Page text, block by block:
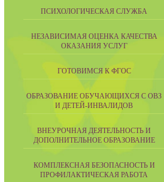
ПСИХОЛОГИЧЕСКАЯ СЛУЖБА
НЕЗАВИСИМАЯ ОЦЕНКА КАЧЕСТВА
ОКАЗАНИЯ УСЛУГ
ГОТОВИМСЯ К ФГОС
ОБРАЗОВАНИЕ ОБУЧАЮЩИХСЯ С ОВЗ
И ДЕТЕЙ-ИНВАЛИДОВ
ВНЕУРОЧНАЯ ДЕЯТЕЛЬНОСТЬ И
ДОПОЛНИТЕЛЬНОЕ ОБРАЗОВАНИЕ
КОМПЛЕКСНАЯ БЕЗОПАСНОСТЬ И
ПРОФИЛАКТИЧЕСКАЯ РАБОТА